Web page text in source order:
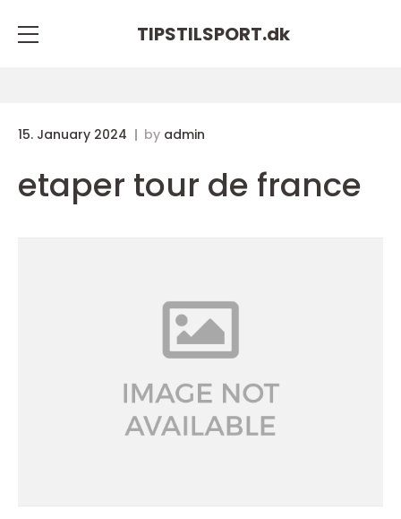
TIPSTILSPORT.dk
15. January 2024 by admin
etaper tour de france